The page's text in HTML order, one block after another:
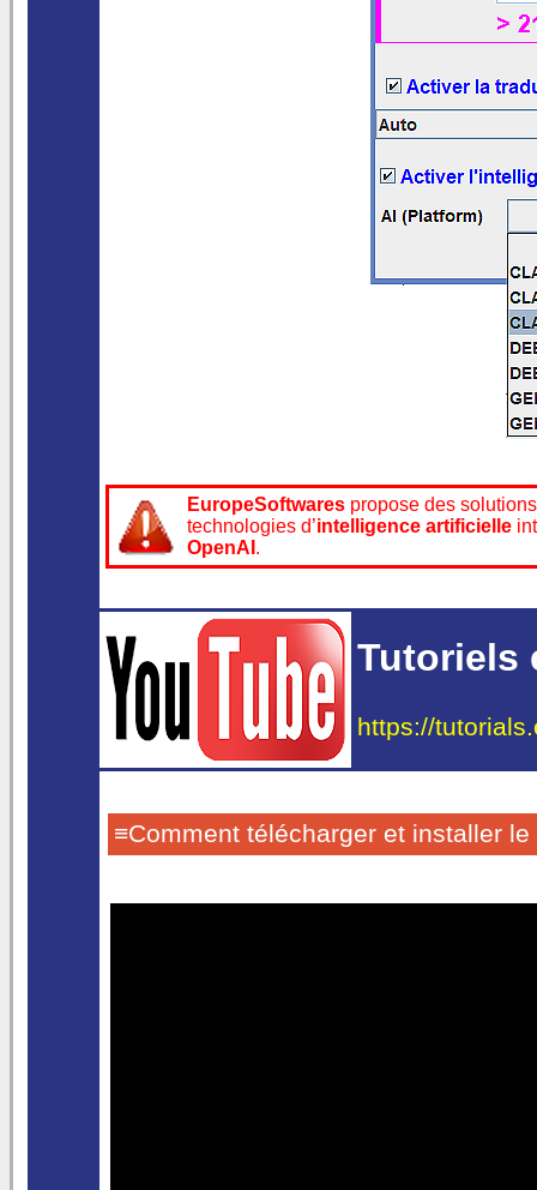
EuropeSoftwares propose des
technologies d’intelligence artificielle
OpenAI .
Tutoriels
https://
≡Comment télécharger et installer